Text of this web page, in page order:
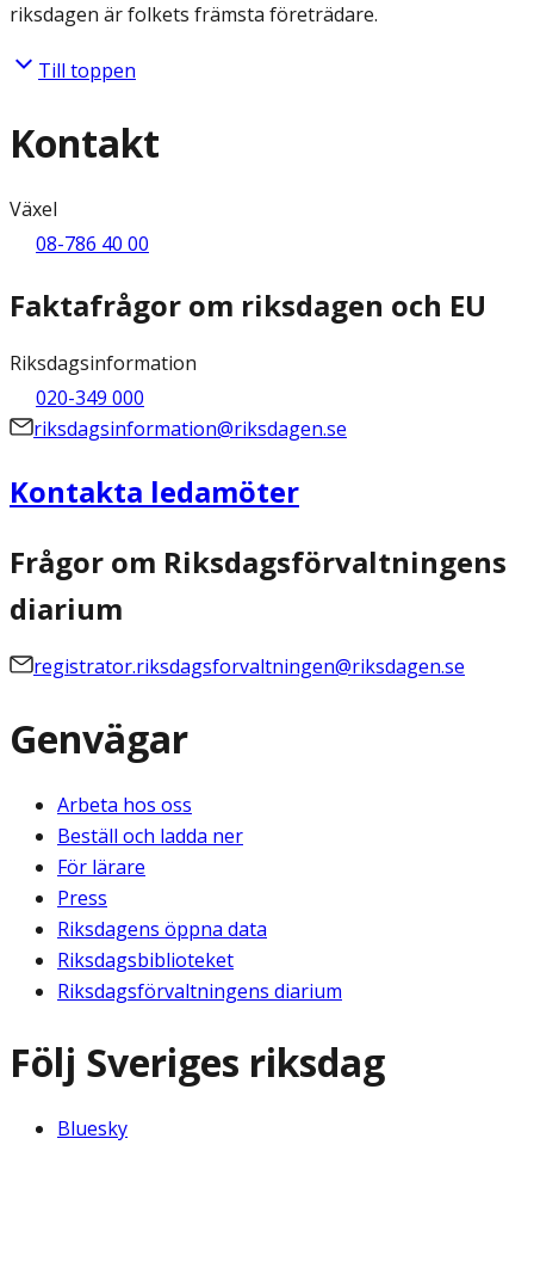
riksdagen är folkets främsta företrädare.
Till toppen
Kontakt
Växel
08-786 40 00
Faktafrågor om riksdagen och EU
Riksdagsinformation
020-349 000
riksdagsinformation@riksdagen.se
Kontakta ledamöter
Frågor om Riksdagsförvaltningens
diarium
registrator.riksdagsforvaltningen@riksdagen.se
Genvägar
Arbeta hos oss
Beställ och ladda ner
För lärare
Press
Riksdagens öppna data
Riksdagsbiblioteket
Riksdagsförvaltningens diarium
Följ Sveriges riksdag
Bluesky